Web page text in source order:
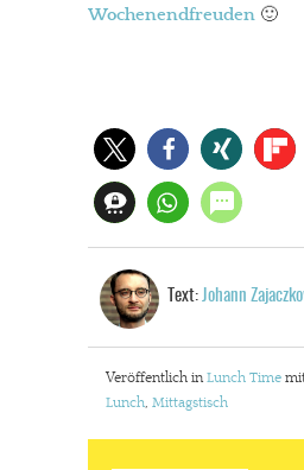
Wochenendfreuden 🙂
Text: Johann
Veröffentlich in Lunch Time
Lunch, Mittagstisch